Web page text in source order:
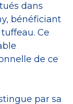
dans
bénéficiant
Ce
de ce
par sa